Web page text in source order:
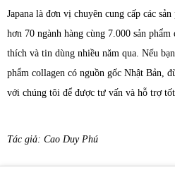
Japana là đơn vị chuyên cung cấp các
hơn 70 ngành hàng cùng 7.000 sản
thích và tin dùng nhiều năm qua. Nếu
phẩm collagen có nguồn gốc Nhật Bản,
với chúng tôi để được tư vấn và hỗ trợ tốt
Tác giả: Cao Duy Phú